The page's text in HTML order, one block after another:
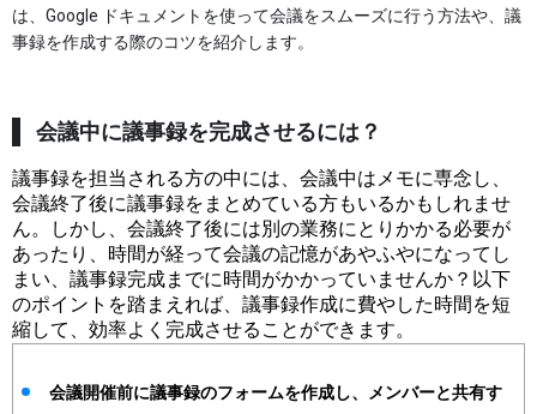
講座
は、Google ドキュメントを使って会議をスムーズに行う方法や、議
事録を作成する際のコツを紹介します。
会議中に議事録を完成させるには？
議事録を担当される方の中には、会議中はメモに専念し、
会議終了後に議事録をまとめている方もいるかもしれませ
ん。しかし、会議終了後には別の業務にとりかかる必要が
あったり、時間が経って会議の記憶があやふやになってし
まい、議事録完成までに時間がかかっていませんか？以下
のポイントを踏まえれば、議事録作成に費やした時間を短
縮して、効率よく完成させることができます。
会議開催前に議事録のフォームを作成し、メンバーと共有す